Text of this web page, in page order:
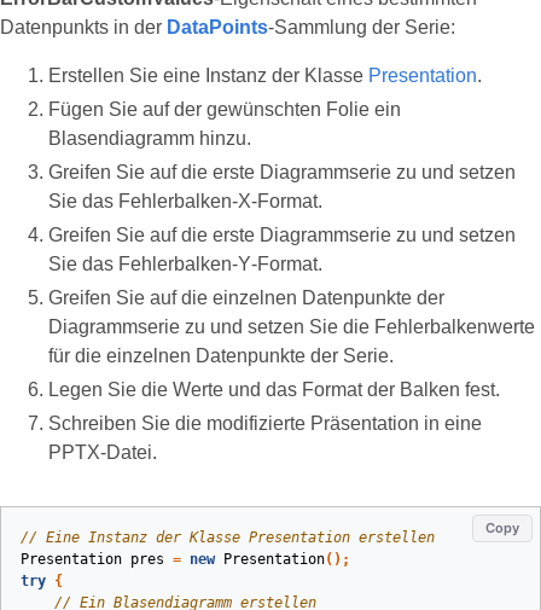
Datenpunkts in der DataPoints-Sammlung der Serie:
Erstellen Sie eine Instanz der Klasse Presentation.
Fügen Sie auf der gewünschten Folie ein
Blasendiagramm hinzu.
Greifen Sie auf die erste Diagrammserie zu und setzen
Sie das Fehlerbalken‑X‑Format.
Greifen Sie auf die erste Diagrammserie zu und setzen
Sie das Fehlerbalken‑Y‑Format.
Greifen Sie auf die einzelnen Datenpunkte der
Diagrammserie zu und setzen Sie die Fehlerbalkenwerte
für die einzelnen Datenpunkte der Serie.
Legen Sie die Werte und das Format der Balken fest.
Schreiben Sie die modifizierte Präsentation in eine
PPTX‑Datei.
Copy
// Eine Instanz der Klasse Presentation erstellen
Presentation pres = new Presentation();
try {
// Ein Blasendiagramm erstellen